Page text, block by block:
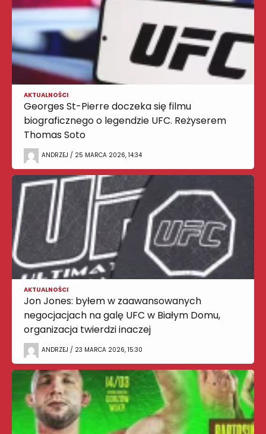
AKTUALNOŚCI
Georges St-Pierre doczeka się filmu
biograficznego o legendzie UFC. Reżyserem
Thomas Soto
ANDRZEJ / 25 MARCA 2026, 14:34
AKTUALNOŚCI
Jon Jones: byłem w zaawansowanych
negocjacjach na galę UFC w Białym Domu,
organizacja twierdzi inaczej
ANDRZEJ / 23 MARCA 2026, 15:30